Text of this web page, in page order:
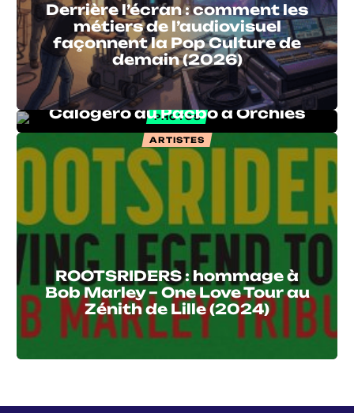
Derrière l’écran : comment les
métiers de l’audiovisuel
façonnent la Pop Culture de
demain (2026)
PHOTOS
UN JOUR PARFAIT : Tribute
Calogéro au Pacbo à Orchies
ARTISTES
ROOTSRIDERS : hommage à
Bob Marley – One Love Tour au
Zénith de Lille (2024)